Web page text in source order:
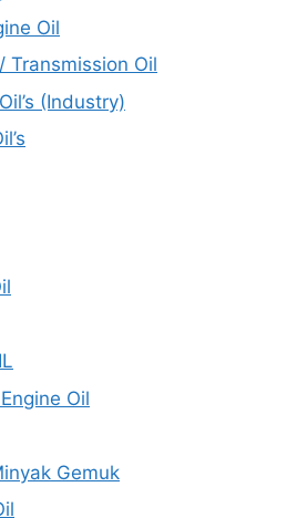
Oil
Transmission Oil
(Industry)
Oil
Gemuk